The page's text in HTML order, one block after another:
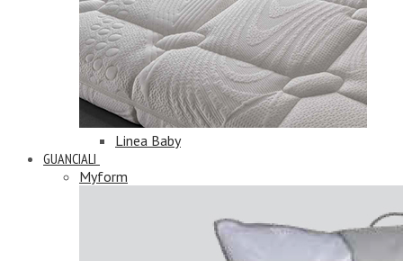
Linea Baby
GUANCIALI
Myform